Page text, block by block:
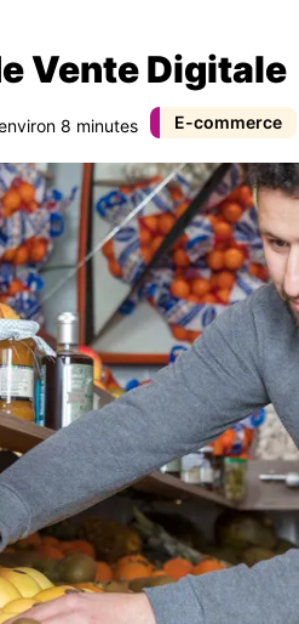
E-commerce
Vente Digitale
8 minutes